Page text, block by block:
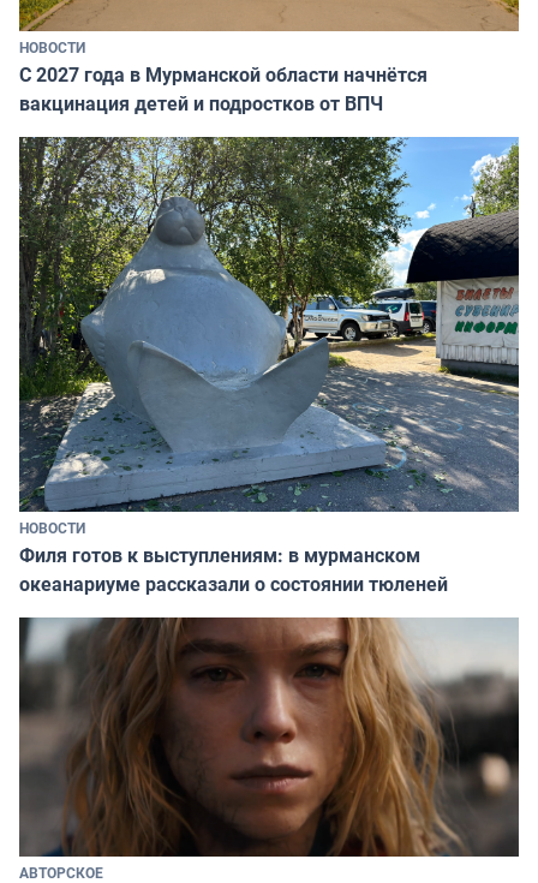
НОВОСТИ
С 2027 года в Мурманской области начнётся
вакцинация детей и подростков от ВПЧ
НОВОСТИ
Филя готов к выступлениям: в мурманском
океанариуме рассказали о состоянии тюленей
АВТОРСКОЕ